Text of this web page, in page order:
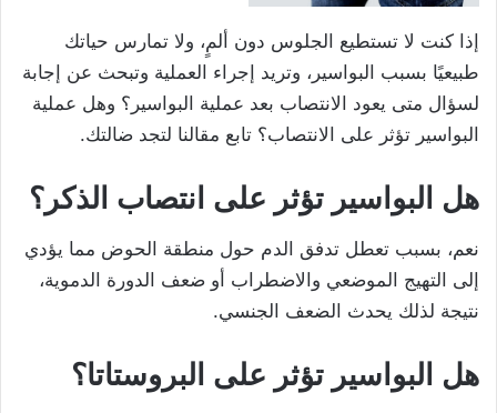
إذا كنت لا تستطيع الجلوس دون ألمٍ، ولا تمارس حياتك
طبيعيًا بسبب البواسير، وتريد إجراء العملية وتبحث عن إجابة
لسؤال متى يعود الانتصاب بعد عملية البواسير؟ وهل عملية
البواسير تؤثر على الانتصاب؟ تابع مقالنا لتجد ضالتك.
هل البواسير تؤثر على انتصاب الذكر؟
نعم، بسبب تعطل تدفق الدم حول منطقة الحوض مما يؤدي
إلى التهيج الموضعي والاضطراب أو ضعف الدورة الدموية،
نتيجة لذلك يحدث الضعف الجنسي.
هل البواسير تؤثر على البروستاتا؟